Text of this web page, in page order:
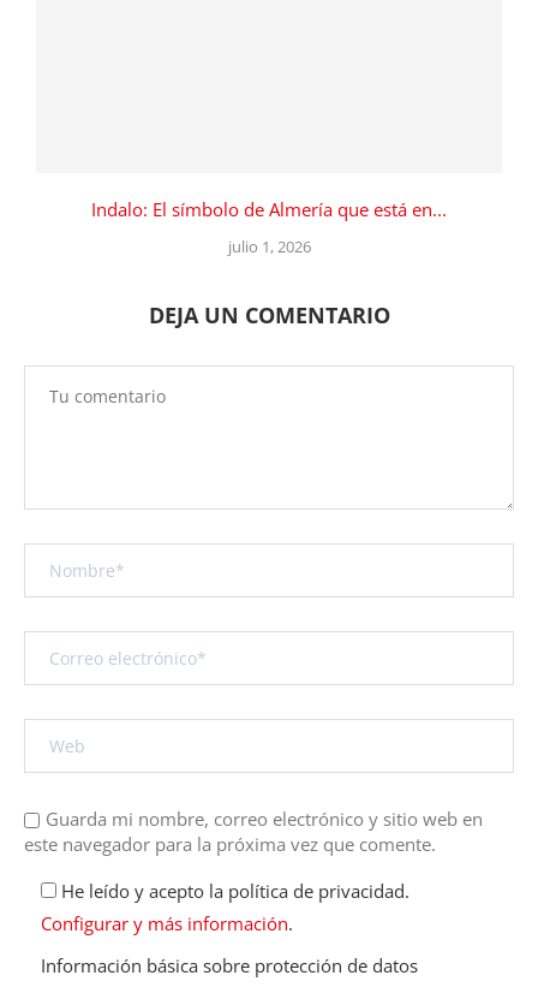
Indalo: El símbolo de Almería que está en...
julio 1, 2026
DEJA UN COMENTARIO
Guarda mi nombre, correo electrónico y sitio web en
este navegador para la próxima vez que comente.
He leído y acepto la política de privacidad.
Configurar y más información.
Información básica sobre protección de datos